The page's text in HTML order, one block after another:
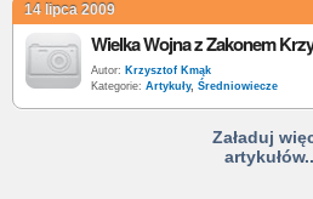
14 lipca 2009
Wielka Wojna z Zakonem
Autor: Krzysztof Kmąk
Kategorie: Artykuły, Średniowiecze
Załaduj